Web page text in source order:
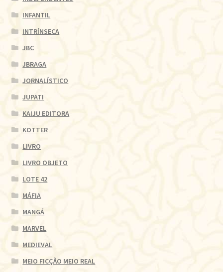
INFANTIL
INTRÍNSECA
JBC
JBRAGA
JORNALÍSTICO
JUPATI
KAIJU EDITORA
KOTTER
LIVRO
LIVRO OBJETO
LOTE 42
MÁFIA
MANGÁ
MARVEL
MEDIEVAL
MEIO FICÇÃO MEIO REAL